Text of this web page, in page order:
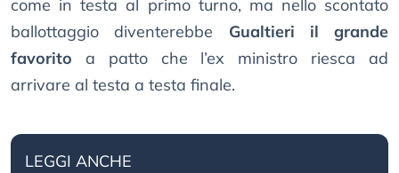
come in testa al primo turno, ma nello scontato
ballottaggio diventerebbe Gualtieri il grande
favorito a patto che l’ex ministro riesca ad
arrivare al testa a testa finale.
LEGGI ANCHE